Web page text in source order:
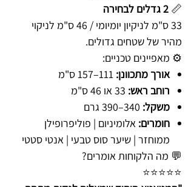
📏 2 גדלים לבחירה
33 ס"מ לניקיון יומיומי / 46 ס"מ לניקוי
מהיר של שטחים גדולים.
⚙️ מאפיינים טכניים:
אורך מתכוונן:
רוחב ראש:
משקל:
חומרים: אלומיניום | פוליפרופילן
ממוחזר | שיער סוס טבעי | אנטי סטטי
💬 מה הלקוחות אומרים?
⭐️⭐️⭐️⭐️⭐️